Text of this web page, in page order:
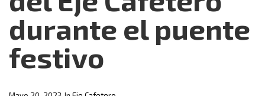
durante el puente
festivo